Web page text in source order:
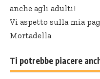
anche agli adulti!
Vi aspetto sulla mia
Mortadella
Ti potrebbe piacere